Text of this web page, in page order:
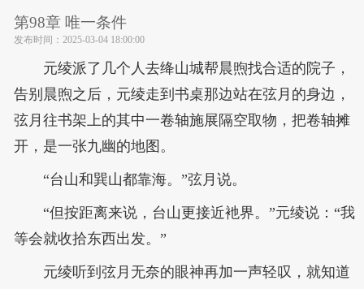
第98章 唯一条件
发布时间： 2025-03-04 18:00:00
元绫派了几个人去绛山城帮晨煦找合适的院子，
告别晨煦之后，元绫走到书桌那边站在弦月的身边，
弦月往书架上的其中一卷轴施展隔空取物，把卷轴摊
开，是一张九幽的地图。
“台山和巽山都靠海。”弦月说。
“但按距离来说，台山更接近衪界。”元绫说：“我
等会就收拾东西出发。”
元绫听到弦月无奈的眼神再加一声轻叹，就知道